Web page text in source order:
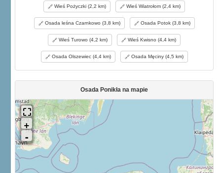
Wieś Pożyczki (2,2 km) Wieś Wiatrołom (2,4 km)
Osada leśna Czarnkowo (3,8 km) Osada Potok (3,8 km)
Wieś Turowo (4,2 km) Wieś Kwisno (4,4 km)
Osada Olszewiec (4,4 km) Osada Męciny (4,5 km)
Osada Ponikła na mapie